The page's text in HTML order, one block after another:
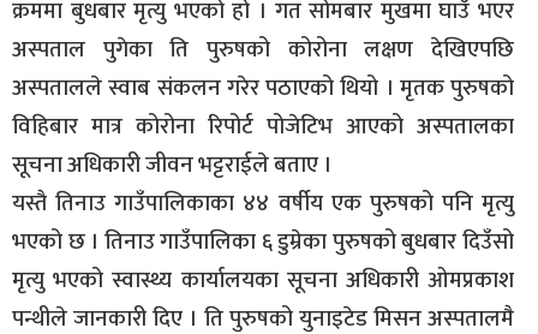
क्रममा बुधबार मृत्यु भएको हो । गत सोमबार मुखमा घाउँ भएर
अस्पताल पुगेका ति पुरुषको कोरोना लक्षण देखिएपछि
अस्पतालले स्वाब संकलन गरेर पठाएको थियो । मृतक पुरुषको
विहिबार मात्र कोरोना रिपोर्ट पोजेटिभ आएको अस्पतालका
सूचना अधिकारी जीवन भट्टराईले बताए ।
यस्तै तिनाउ गाउँपालिकाका ४४ वर्षीय एक पुरुषको पनि मृत्यु
भएको छ । तिनाउ गाउँपालिका ६ डुम्रेका पुरुषको बुधबार दिउँसो
मृत्यु भएको स्वास्थ्य कार्यालयका सूचना अधिकारी ओमप्रकाश
पन्थीले जानकारी दिए । ति पुरुषको युनाइटेड मिसन अस्पतालमै